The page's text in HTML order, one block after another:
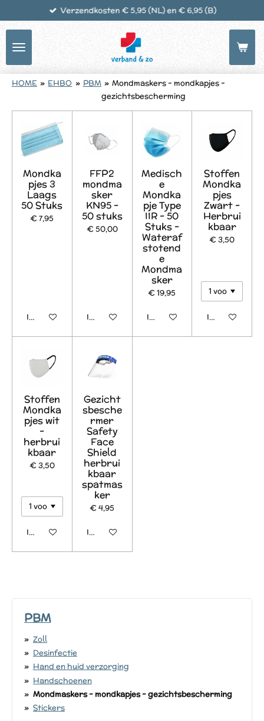
de
hoofdinhoud
Verzendkosten € 5,95 (NL) en € 6,95 (B)
HOME » EHBO » PBM » Mondmaskers - mondkapjes -
gezichtsbescherming
Mondka
pjes 3
Laags
50 Stuks
€ 7,95
In winkelwagen
FFP2
mondma
sker
KN95 -
50 stuks
€ 50,00
In winkelwagen
Medisch
e
Mondka
pje Type
IIR - 50
Stuks -
Wateraf
stotend
e
Mondma
sker
€ 19,95
In winkelwagen
Stoffen
Mondka
pjes
Zwart -
Herbrui
kbaar
€ 3,50
In winkelwagen
Stoffen
Mondka
pjes wit
-
herbrui
kbaar
€ 3,50
In winkelwagen
Gezicht
sbesche
rmer
Safety
Face
Shield
herbrui
kbaar
spatmas
ker
€ 4,95
In winkelwagen
PBM
Zoll
Desinfectie
Hand en huid verzorging
Handschoenen
Mondmaskers - mondkapjes - gezichtsbescherming
Stickers